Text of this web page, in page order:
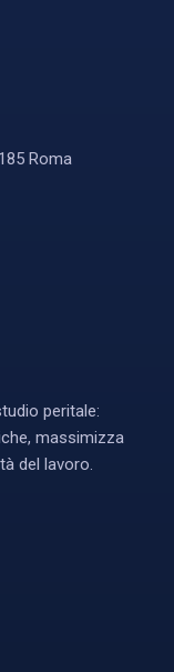
Roma
peritale:
massimizza
del lavoro.